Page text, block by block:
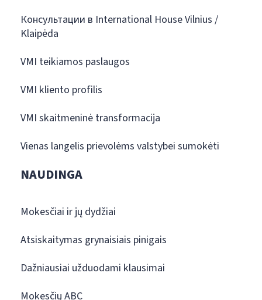
Консультации в International House Vilnius /
Klaipėda
VMI teikiamos paslaugos
VMI kliento profilis
VMI skaitmeninė transformacija
Vienas langelis prievolėms valstybei sumokėti
NAUDINGA
Mokesčiai ir jų dydžiai
Atsiskaitymas grynaisiais pinigais
Dažniausiai užduodami klausimai
Mokesčių ABC